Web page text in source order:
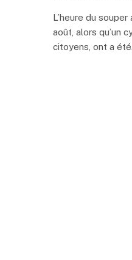
L’heure du
août, alors qu’un
citoyens, ont a